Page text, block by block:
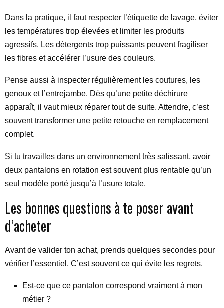
Dans la pratique, il faut respecter l’étiquette de lavage, éviter
les températures trop élevées et limiter les produits
agressifs. Les détergents trop puissants peuvent fragiliser
les fibres et accélérer l’usure des couleurs.
Pense aussi à inspecter régulièrement les coutures, les
genoux et l’entrejambe. Dès qu’une petite déchirure
apparaît, il vaut mieux réparer tout de suite. Attendre, c’est
souvent transformer une petite retouche en remplacement
complet.
Si tu travailles dans un environnement très salissant, avoir
deux pantalons en rotation est souvent plus rentable qu’un
seul modèle porté jusqu’à l’usure totale.
Les bonnes questions à te poser avant
d’acheter
Avant de valider ton achat, prends quelques secondes pour
vérifier l’essentiel. C’est souvent ce qui évite les regrets.
Est-ce que ce pantalon correspond vraiment à mon
métier ?